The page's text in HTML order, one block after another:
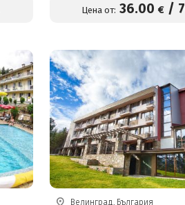
вътрешен басейн
детски мини
цени от 36 € на
Цена от: 36.00 €/
Велинград, България